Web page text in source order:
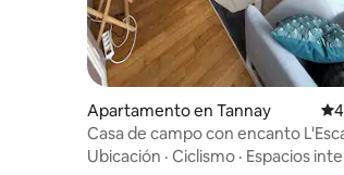
Apartamento en Tannay
Casa de campo con encanto
Tannaysienne
Ubicación · Ciclismo · Espacios